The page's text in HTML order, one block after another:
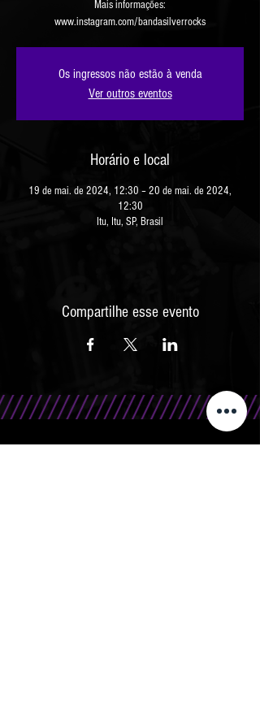
Mais informações:
www.instagram.com/bandasilverrocks
Os ingressos não estão à venda
Ver outros eventos
Horário e local
19 de mai. de 2024, 12:30 – 20 de mai. de 2024,
12:30
Itu, Itu, SP, Brasil
Compartilhe esse evento